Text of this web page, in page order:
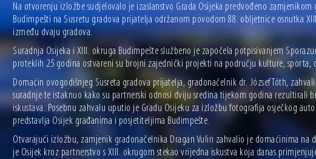
Na otvorenju izložbe sudjelovalo je izaslanstvo Grada Osijeka predvođeno
Budimpešti na Susretu gradova prijatelja održanom povodom 88. obljetnice osnutka
između dvaju gradova.
Suradnja Osijeka i XIII. okruga Budimpešte službeno je započela potpisivanjem
proteklih 25 godina ostvareni su brojni zajednički projekti na području kulture, sporta,
Domaćin ovogodišnjeg Susreta gradova prijatelja, gradonačelnik dr. József Tóth,
suradnje te istaknuo kako su partnerski odnosi dviju sredina tijekom godina
iskustava. Posebnu zahvalu uputio je Gradu Osijeku za izložbu fotografija osječkog
predstavlja Osijek građanima i posjetiteljima Budimpešte.
Otvarajući izložbu, zamjenik gradonačelnika Dragan Vulin zahvalio je domaćinima
je Osijek kroz partnerstvo s XIII. okrugom stekao vrijedna iskustva koja danas